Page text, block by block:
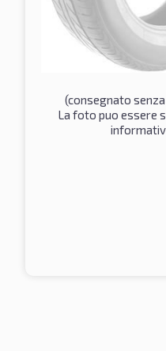
(consegnato
La foto puo essere